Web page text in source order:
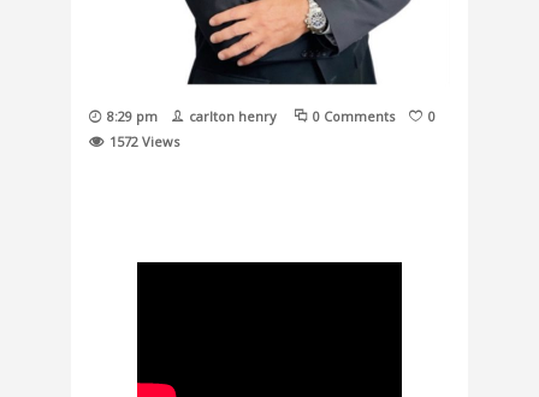
8:29 pm carlton henry 0 Comments
0
1572 Views